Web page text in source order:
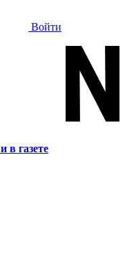
Войти
и в газете